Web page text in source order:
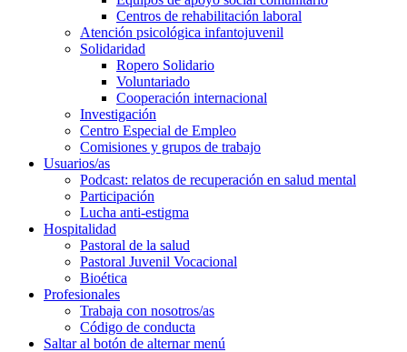
Centros de rehabilitación laboral
Atención psicológica infantojuvenil
Solidaridad
Ropero Solidario
Voluntariado
Cooperación internacional
Investigación
Centro Especial de Empleo
Comisiones y grupos de trabajo
Usuarios/as
Podcast: relatos de recuperación en salud mental
Participación
Lucha anti-estigma
Hospitalidad
Pastoral de la salud
Pastoral Juvenil Vocacional
Bioética
Profesionales
Trabaja con nosotros/as
Código de conducta
Saltar al botón de alternar menú